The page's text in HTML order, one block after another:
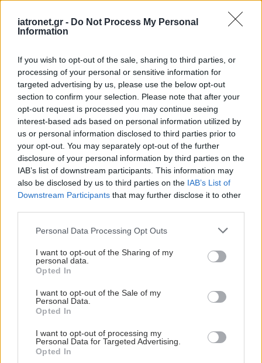
iatronet.gr - Do Not Process My Personal
Information
If you wish to opt-out of the sale, sharing to third parties, or
processing of your personal or sensitive information for
targeted advertising by us, please use the below opt-out
section to confirm your selection. Please note that after your
opt-out request is processed you may continue seeing
interest-based ads based on personal information utilized by
us or personal information disclosed to third parties prior to
your opt-out. You may separately opt-out of the further
disclosure of your personal information by third parties on the
IAB’s list of downstream participants. This information may
also be disclosed by us to third parties on the IAB’s List of
Downstream Participants that may further disclose it to other
Please note that this website/app uses one or more Google
not limited to your visit or usage behaviour. You may click to
grant or deny consent to Google and its third-party tags to
use your data for below specified purposes in below Google
consent section.
Personal Data Processing Opt Outs
I want to opt-out of the Sharing of my
personal data.
Opted In
I want to opt-out of the Sale of my
Personal Data.
Opted In
I want to opt-out of processing my
Personal Data for Targeted Advertising.
Opted In